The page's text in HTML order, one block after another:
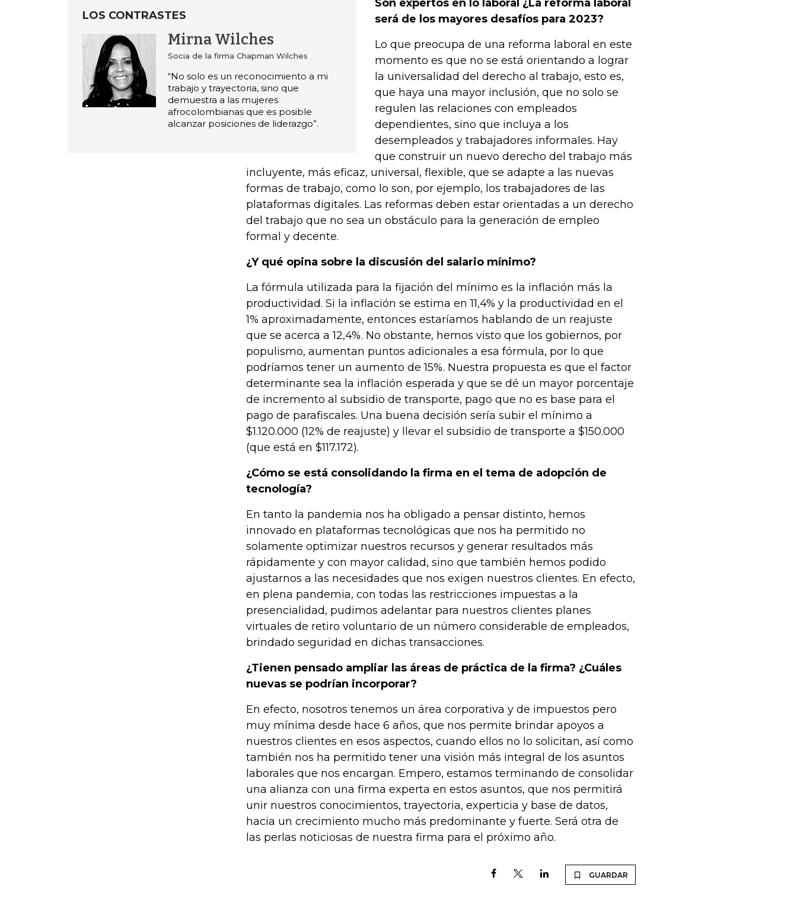
LOS CONTRASTES
Mirna Wilches
Socia de la firma Chapman Wilches
“No solo es un reconocimiento a mi
trabajo y trayectoria, sino que
demuestra a las mujeres
afrocolombianas que es posible
alcanzar posiciones de liderazgo”.
Son expertos en lo laboral ¿La reforma laboral
será de los mayores desafíos para 2023?
Lo que preocupa de una reforma laboral en este
momento es que no se está orientando a lograr
la universalidad del derecho al trabajo, esto es,
que haya una mayor inclusión, que no solo se
regulen las relaciones con empleados
dependientes, sino que incluya a los
desempleados y trabajadores informales. Hay
que construir un nuevo derecho del trabajo más
incluyente, más eficaz, universal, flexible, que se adapte a las nuevas
formas de trabajo, como lo son, por ejemplo, los trabajadores de las
plataformas digitales. Las reformas deben estar orientadas a un derecho
del trabajo que no sea un obstáculo para la generación de empleo
formal y decente.
¿Y qué opina sobre la discusión del salario mínimo?
La fórmula utilizada para la fijación del mínimo es la inflación más la
productividad. Si la inflación se estima en 11,4% y la productividad en el
1% aproximadamente, entonces estaríamos hablando de un reajuste
que se acerca a 12,4%. No obstante, hemos visto que los gobiernos, por
populismo, aumentan puntos adicionales a esa fórmula, por lo que
podríamos tener un aumento de 15%. Nuestra propuesta es que el factor
determinante sea la inflación esperada y que se dé un mayor porcentaje
de incremento al subsidio de transporte, pago que no es base para el
pago de parafiscales. Una buena decisión sería subir el mínimo a
$1.120.000 (12% de reajuste) y llevar el subsidio de transporte a $150.000
(que está en $117.172).
¿Cómo se está consolidando la firma en el tema de adopción de
tecnología?
En tanto la pandemia nos ha obligado a pensar distinto, hemos
innovado en plataformas tecnológicas que nos ha permitido no
solamente optimizar nuestros recursos y generar resultados más
rápidamente y con mayor calidad, sino que también hemos podido
ajustarnos a las necesidades que nos exigen nuestros clientes. En efecto,
en plena pandemia, con todas las restricciones impuestas a la
presencialidad, pudimos adelantar para nuestros clientes planes
virtuales de retiro voluntario de un número considerable de empleados,
brindado seguridad en dichas transacciones.
¿Tienen pensado ampliar las áreas de práctica de la firma? ¿Cuáles
nuevas se podrían incorporar?
En efecto, nosotros tenemos un área corporativa y de impuestos pero
muy mínima desde hace 6 años, que nos permite brindar apoyos a
nuestros clientes en esos aspectos, cuando ellos no lo solicitan, así como
también nos ha permitido tener una visión más integral de los asuntos
laborales que nos encargan. Empero, estamos terminando de consolidar
una alianza con una firma experta en estos asuntos, que nos permitirá
unir nuestros conocimientos, trayectoria, experticia y base de datos,
hacia un crecimiento mucho más predominante y fuerte. Será otra de
las perlas noticiosas de nuestra firma para el próximo año.
GUARDAR